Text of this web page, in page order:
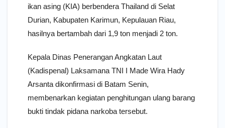
ikan asing (KIA) berbendera Thailand di Selat
Durian, Kabupaten Karimun, Kepulauan Riau,
hasilnya bertambah dari 1,9 ton menjadi 2 ton.
Kepala Dinas Penerangan Angkatan Laut
(Kadispenal) Laksamana TNI I Made Wira Hady
Arsanta dikonfirmasi di Batam Senin,
membenarkan kegiatan penghitungan ulang barang
bukti tindak pidana narkoba tersebut.